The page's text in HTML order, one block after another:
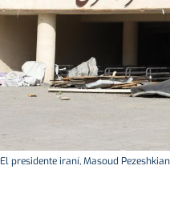
El presidente iraní, Masoud